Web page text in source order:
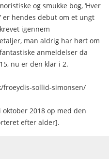
og smukke bog, ‘Hver
er hendes debut om et ungt
igennem
man aldrig har hørt om
anmeldelser da
nu er den klar i 2.
sollid-simonsen/
2018 op med den
efter alder].